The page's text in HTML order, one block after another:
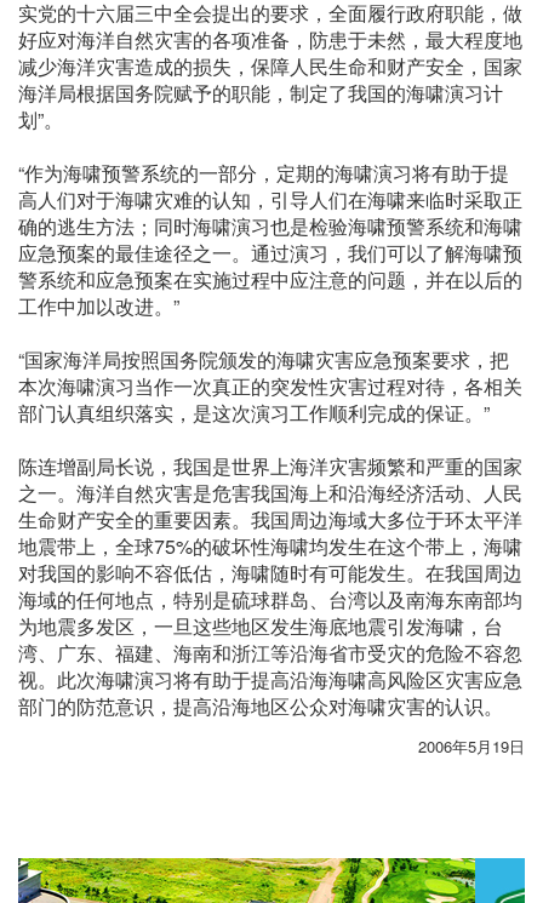
实党的十六届三中全会提出的要求，全面履行政府职能，做
好应对海洋自然灾害的各项准备，防患于未然，最大程度地
减少海洋灾害造成的损失，保障人民生命和财产安全，国家
海洋局根据国务院赋予的职能，制定了我国的海啸演习计
划”。
“作为海啸预警系统的一部分，定期的海啸演习将有助于提
高人们对于海啸灾难的认知，引导人们在海啸来临时采取正
确的逃生方法；同时海啸演习也是检验海啸预警系统和海啸
应急预案的最佳途径之一。通过演习，我们可以了解海啸预
警系统和应急预案在实施过程中应注意的问题，并在以后的
工作中加以改进。”
“国家海洋局按照国务院颁发的海啸灾害应急预案要求，把
本次海啸演习当作一次真正的突发性灾害过程对待，各相关
部门认真组织落实，是这次演习工作顺利完成的保证。”
陈连增副局长说，我国是世界上海洋灾害频繁和严重的国家
之一。海洋自然灾害是危害我国海上和沿海经济活动、人民
生命财产安全的重要因素。我国周边海域大多位于环太平洋
地震带上，全球75%的破坏性海啸均发生在这个带上，海啸
对我国的影响不容低估，海啸随时有可能发生。在我国周边
海域的任何地点，特别是硫球群岛、台湾以及南海东南部均
为地震多发区，一旦这些地区发生海底地震引发海啸，台
湾、广东、福建、海南和浙江等沿海省市受灾的危险不容忽
视。此次海啸演习将有助于提高沿海海啸高风险区灾害应急
部门的防范意识，提高沿海地区公众对海啸灾害的认识。
2006年5月19日